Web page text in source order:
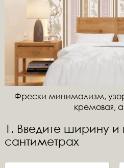
Фрески минимализм,
кремовая,
1. Введите ширину и
сантиметрах